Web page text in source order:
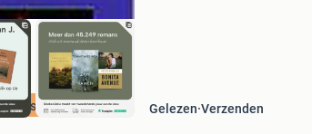
prijs Gelezen Verzenden